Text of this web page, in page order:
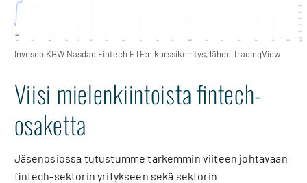
Invesco KBW Nasdaq Fintech ETF:n kurssikehitys, lähde TradingView
Viisi mielenkiintoista fintech-
osaketta
Jäsenosiossa tutustumme tarkemmin viiteen johtavaan
fintech-sektorin yritykseen sekä sektorin